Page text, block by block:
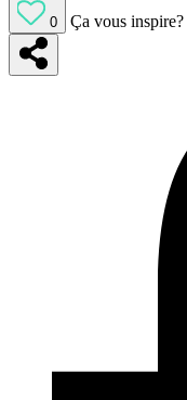
0 Ça vous inspire?